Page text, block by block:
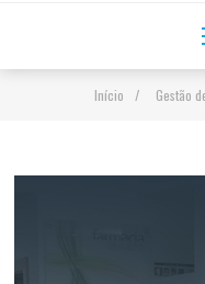
Início / Gestão